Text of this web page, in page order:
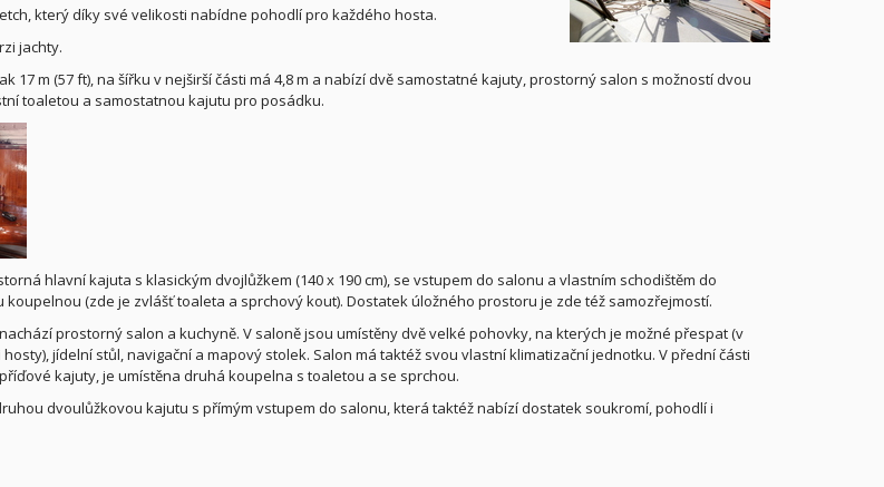
který díky své velikosti nabídne pohodlí pro každého hosta.
jachty.
17 m (57 ft), na šířku v nejširší části má 4,8 m a nabízí dvě samostatné kajuty, prostorný salon s možností dvou
toaletou a samostatnou kajutu pro posádku.
hlavní kajuta s klasickým dvojlůžkem (140 x 190 cm), se vstupem do salonu a vlastním schodištěm do
(zde je zvlášť toaleta a sprchový kout). Dostatek úložného prostoru je zde též samozřejmostí.
prostorný salon a kuchyně. V saloně jsou umístěny dvě velké pohovky, na kterých je možné přespat (v
jídelní stůl, navigační a mapový stolek. Salon má taktéž svou vlastní klimatizační jednotku. V přední části
kajuty, je umístěna druhá koupelna s toaletou a se sprchou.
dvoulůžkovou kajutu s přímým vstupem do salonu, která taktéž nabízí dostatek soukromí, pohodlí i